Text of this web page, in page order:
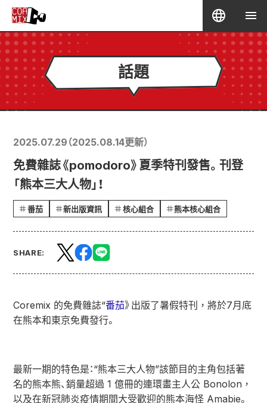
話題
2025.07.29 （2025.08.14更新）
免費雜誌《pomodoro》夏季特刊發售。刊登
「熊本三大人物」！
番茄 新出版資訊 核心組合 熊本核心組合
SHARE:
Coremix 的免費雜誌“番茄》出版了暑假特刊，將於7月底
在熊本和東京免費發行。
最新一期的特色是：“熊本三大人物”該節目的主角包括著
名的熊本熊、銷量超過 1 億冊的連環畫主人公 Bonolon，
以及在新冠肺炎疫情期間大受歡迎的熊本海怪 Amabie。